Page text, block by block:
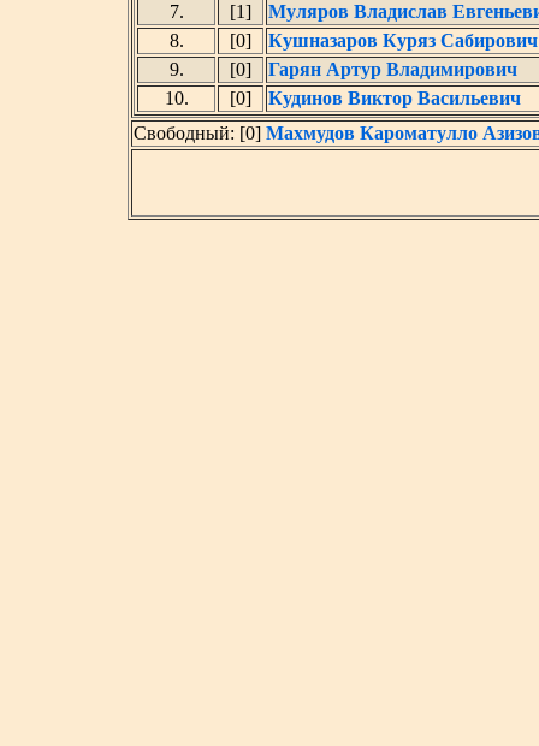
7.
[1]
Муляров Владислав
8.
[0]
Кушназаров Куряз Сабирович
9.
[0]
Гарян Артур Владимирович
10.
[0]
Кудинов Виктор Васильевич
Свободный: [0] Махмудов Кароматулло